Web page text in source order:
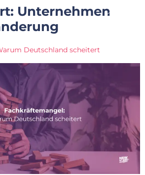
Unternehmen
Deutschland scheitert